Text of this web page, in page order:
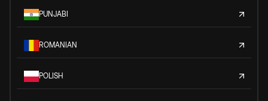
PUNJABI
ROMANIAN
POLISH